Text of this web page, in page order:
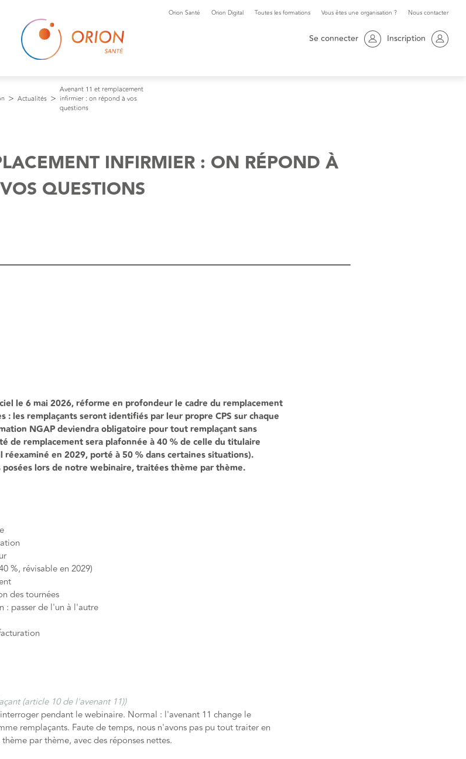
Orion Santé Orion Digital Toutes les formations Vous êtes une organisation ? Nous contacter
Se connecter Inscription
Actualités
Avenant 11 et remplacement
infirmier : on répond à vos
questions
INFIRMIER : ON RÉPOND À
VOS QUESTIONS
le 6 mai 2026, réforme en profondeur le cadre du remplacement
: les remplaçants seront identifiés par leur propre CPS sur chaque
NGAP deviendra obligatoire pour tout remplaçant sans
de remplacement sera plafonnée à 40 % de celle du titulaire
en 2029, porté à 50 % dans certaines situations).
lors de notre webinaire, traitées thème par thème.
%, révisable en 2029)
des tournées
: passer de l'un à l'autre
(article 10 de l'avenant 11))
pendant le webinaire. Normal : l'avenant 11 change le
remplaçants. Faute de temps, nous n'avons pas pu tout traiter en
par thème, avec des réponses nettes.